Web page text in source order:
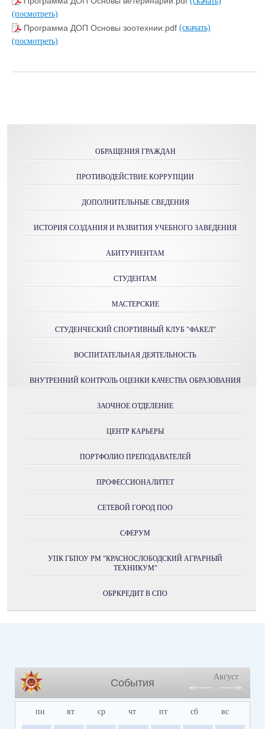
(посмотреть)
Программа ДОП Основы зоотехнии.pdf (скачать)
(посмотреть)
ОБРАЩЕНИЯ ГРАЖДАН
ПРОТИВОДЕЙСТВИЕ КОРРУПЦИИ
ДОПОЛНИТЕЛЬНЫЕ СВЕДЕНИЯ
ИСТОРИЯ СОЗДАНИЯ И РАЗВИТИЯ УЧЕБНОГО ЗАВЕДЕНИЯ
АБИТУРИЕНТАМ
СТУДЕНТАМ
МАСТЕРСКИE
СТУДЕНЧЕСКИЙ СПОРТИВНЫЙ КЛУБ "ФАКЕЛ"
ВОСПИТАТЕЛЬНАЯ ДЕЯТЕЛЬНОСТЬ
ВНУТРЕННИЙ КОНТРОЛЬ ОЦЕНКИ КАЧЕСТВА ОБРАЗОВАНИЯ
ЗАОЧНОЕ ОТДЕЛЕНИЕ
ЦЕНТР КАРЬЕРЫ
ПОРТФОЛИО ПРЕПОДАВАТЕЛЕЙ
ПРОФЕССИОНАЛИТЕТ
СЕТЕВОЙ ГОРОД ПОО
СФЕРУМ
УПК ГБПОУ РМ "КРАСНОСЛОБОДСКИЙ АГРАРНЫЙ
ТЕХНИКУМ"
ОБРКРЕДИТ В СПО
События
Август
пн вт ср чт пт сб вс